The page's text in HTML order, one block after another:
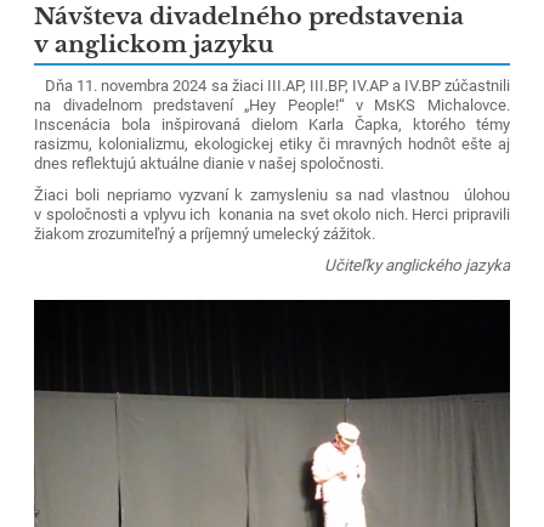
Návšteva divadelného predstavenia
v anglickom jazyku
Dňa 11. novembra 2024 sa žiaci III.AP, III.BP, IV.AP a IV.BP zúčastnili
na divadelnom predstavení „Hey People!“ v MsKS Michalovce.
Inscenácia bola inšpirovaná dielom Karla Čapka, ktorého témy
rasizmu, kolonializmu, ekologickej etiky či mravných hodnôt ešte aj
dnes reflektujú aktuálne dianie v našej spoločnosti.
Žiaci boli nepriamo vyzvaní k zamysleniu sa nad vlastnou úlohou
v spoločnosti a vplyvu ich konania na svet okolo nich. Herci pripravili
žiakom zrozumiteľný a príjemný umelecký zážitok.
Učiteľky anglického jazyka